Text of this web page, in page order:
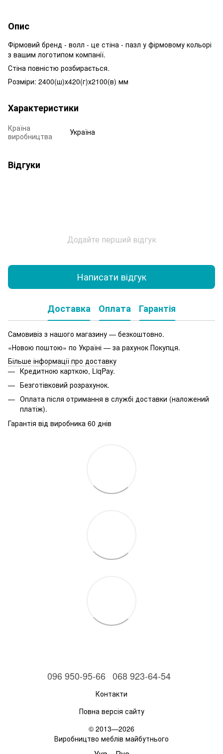
Опис
Фірмовий бренд - волл - це стіна - пазл у фірмовому кольорі
з вашим логотипом компанії.
Стіна повністю розбирається.
Розміри: 2400(ш)х420(г)х2100(в) мм
Характеристики
Країна
виробництва
Україна
Відгуки
Додайте перший відгук
Написати відгук
Доставка Оплата Гарантія
Самовивіз з нашого магазину — безкоштовно.
«Новою поштою» по Україні — за рахунок Покупця.
Більше інформації про доставку
Кредитною карткою, LiqPay.
Безготівковий розрахунок.
Оплата після отримання в службі доставки (наложений
платіж).
Гарантія від виробника 60 днів
096 950-95-66 068 923-64-54
Контакти
Повна версія сайту
© 2013—2026
Виробництво меблів майбутнього